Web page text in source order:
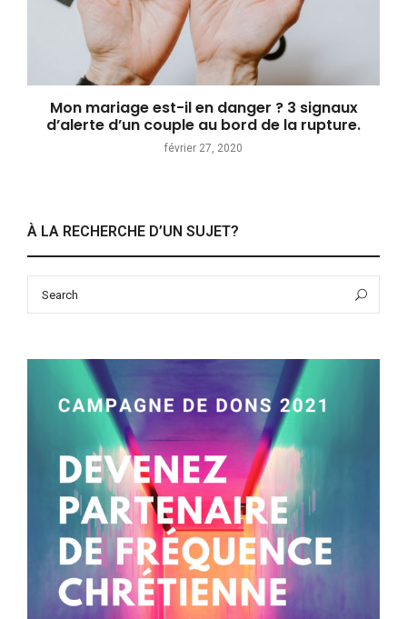
Mon mariage est-il en danger ? 3 signaux
d’alerte d’un couple au bord de la rupture.
février 27, 2020
À LA RECHERCHE D’UN SUJET?